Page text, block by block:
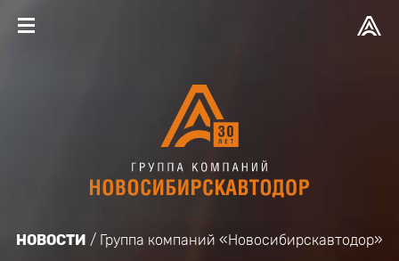
НОВОСТИ Группа компаний «Новосибирскавтодор»